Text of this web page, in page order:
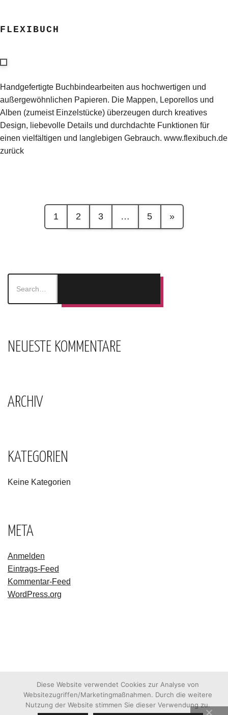
FLEXIBUCH
Handgefertigte Buchbindearbeiten aus hochwertigen und
außergewöhnlichen Papieren. Die Mappen, Leporellos und
Alben (zumeist Einzelstücke) überzeugen durch kreatives
Design, liebevolle Details und durchdachte Funktionen für
einen vielfältigen und langlebigen Gebrauch. www.flexibuch.de
zurück
1 2 3 … 5 »
NEUESTE KOMMENTARE
ARCHIV
KATEGORIEN
Keine Kategorien
META
Anmelden
Eintrags-Feed
Kommentar-Feed
WordPress.org
Diese Website verwendet Cookies zur Analyse von
Websitezugriffen/Marketingmaßnahmen. Durch die weitere
Nutzung der Website stimmen Sie dieser Verwendung zu.